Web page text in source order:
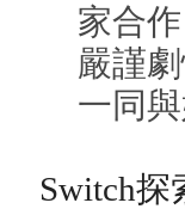
家合
嚴謹
一同
Switch探